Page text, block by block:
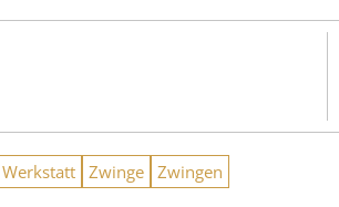
Werkstatt Zwinge Zwingen